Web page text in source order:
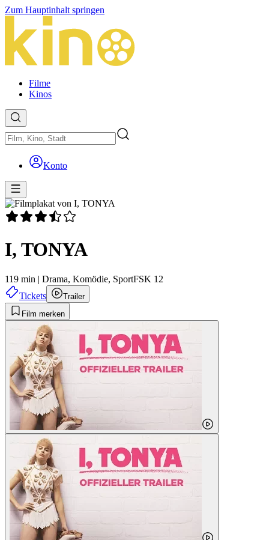
Zum Hauptinhalt springen
Filme
Kinos
Konto
I, TONYA
119 min | Drama, Komödie, SportFSK 12
Tickets
Trailer
Film merken